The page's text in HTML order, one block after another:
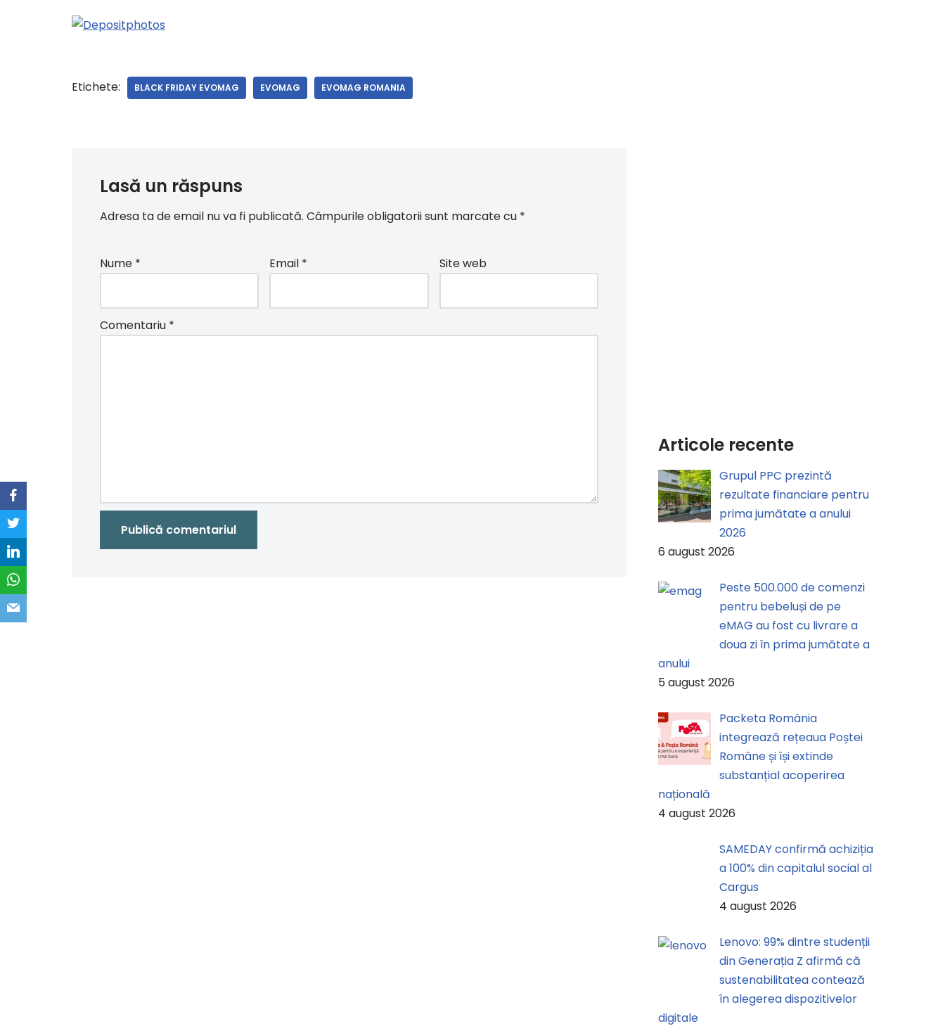
Etichete: BLACK FRIDAY EVOMAG EVOMAG EVOMAG ROMANIA
Lasă un răspuns
Adresa ta de email nu va fi publicată. Câmpurile obligatorii sunt marcate cu *
Nume * Email * Site web
Comentariu *
Articole recente
Grupul PPC prezintă
rezultate financiare pentru
prima jumătate a anului
2026
6 august 2026
Peste 500.000 de comenzi
pentru bebeluși de pe
eMAG au fost cu livrare a
doua zi în prima jumătate a
anului
5 august 2026
Packeta România
integrează rețeaua Poștei
Române și își extinde
substanțial acoperirea
națională
4 august 2026
SAMEDAY confirmă achiziția
a 100% din capitalul social al
Cargus
4 august 2026
Lenovo: 99% dintre studenții
din Generația Z afirmă că
sustenabilitatea contează
în alegerea dispozitivelor
digitale